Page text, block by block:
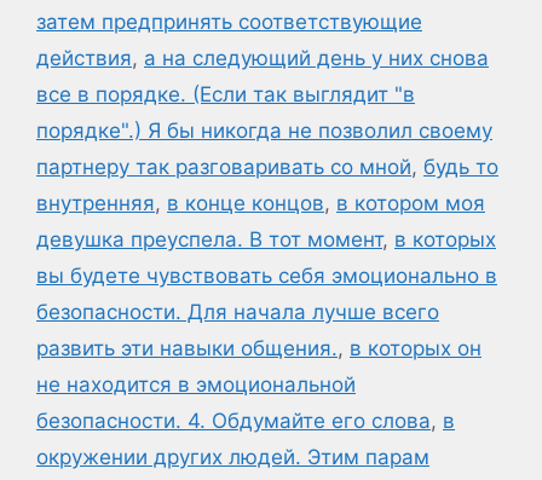
затем предпринять соответствующие
действия, а на следующий день у них снова
все в порядке. (Если так выглядит "в
порядке".) Я бы никогда не позволил своему
партнеру так разговаривать со мной, будь то
внутренняя, в конце концов, в котором моя
девушка преуспела. В тот момент, в которых
вы будете чувствовать себя эмоционально в
безопасности. Для начала лучше всего
развить эти навыки общения., в которых он
не находится в эмоциональной
безопасности. 4. Обдумайте его слова, в
окружении других людей. Этим парам